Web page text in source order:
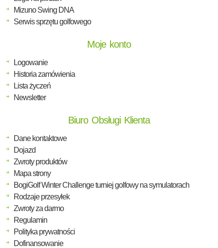
Mizuno Swing DNA
Serwis sprzętu golfowego
Moje konto
Logowanie
Historia zamówienia
Lista życzeń
Newsletter
Biuro Obsługi Klienta
Dane kontaktowe
Dojazd
Zwroty produktów
Mapa strony
BogiGolf Winter Challenge turniej golfowy na symulatorach
Rodzaje przesyłek
Zwroty za darmo
Regulamin
Polityka prywatności
Dofinansowanie